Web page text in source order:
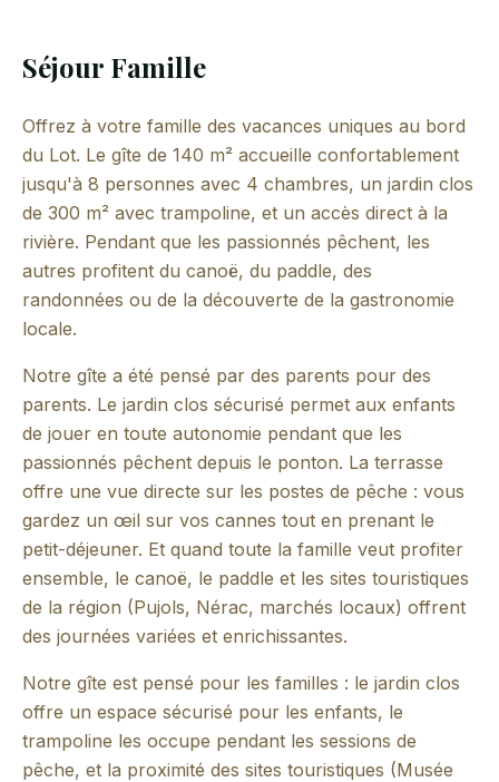
Séjour Famille
Offrez à votre famille des vacances uniques au bord
du Lot. Le gîte de 140 m² accueille confortablement
jusqu'à 8 personnes avec 4 chambres, un jardin clos
de 300 m² avec trampoline, et un accès direct à la
rivière. Pendant que les passionnés pêchent, les
autres profitent du canoë, du paddle, des
randonnées ou de la découverte de la gastronomie
locale.
Notre gîte a été pensé par des parents pour des
parents. Le jardin clos sécurisé permet aux enfants
de jouer en toute autonomie pendant que les
passionnés pêchent depuis le ponton. La terrasse
offre une vue directe sur les postes de pêche : vous
gardez un œil sur vos cannes tout en prenant le
petit-déjeuner. Et quand toute la famille veut profiter
ensemble, le canoë, le paddle et les sites touristiques
de la région (Pujols, Nérac, marchés locaux) offrent
des journées variées et enrichissantes.
Notre gîte est pensé pour les familles : le jardin clos
offre un espace sécurisé pour les enfants, le
trampoline les occupe pendant les sessions de
pêche, et la proximité des sites touristiques (Musée